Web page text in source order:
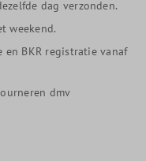
dag verzonden.
weekend.
BKR registratie vanaf
dmv